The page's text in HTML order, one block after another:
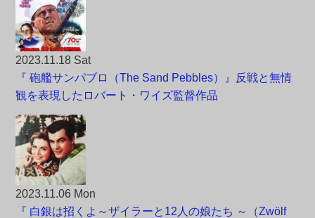
2023.11.18 Sat
『 砲艦サンパブロ（The Sand Pebbles）』反戦と無情
観を表現したロバート・ワイズ監督作品
2023.11.06 Mon
『 白銀は招くよ～ザイラーと12人の娘たち ～（Zwölf